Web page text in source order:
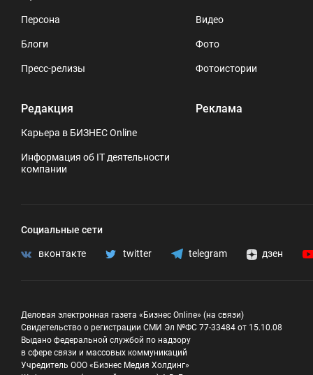
Персона
Блоги
Пресс-релизы
Редакция
Карьера в БИЗНЕС Online
Информация об IT деятельности
компании
Видео
Фото
Фотоистории
Реклама
Социальные сети
вконтакте twitter telegram дзен
Деловая электронная газета «Бизнес Online» (на связи)
Свидетельство о регистрации СМИ Эл №ФС 77-33484 от 15.10.08
Выдано федеральной службой по надзору
в сфере связи и массовых коммуникаций
Учредитель ООО «Бизнес Медия Холдинг»